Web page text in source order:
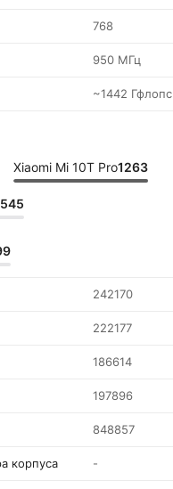
768
950 МГц
~1442 Гфлопс
Xiaomi Mi 10T Pro1263
242170
222177
186614
197896
848857
корпуса -